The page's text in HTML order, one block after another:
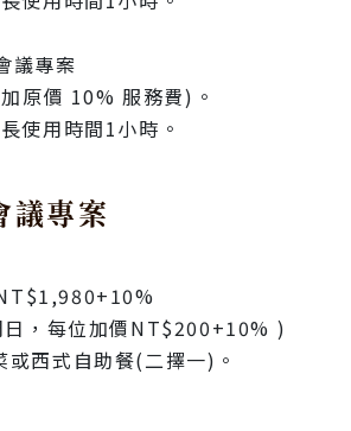
議專案
原價 10% 服務費)。
使用時間1小時。
議專案
日，每位加價NT$200+10% )
或西式自助餐(二擇一)。